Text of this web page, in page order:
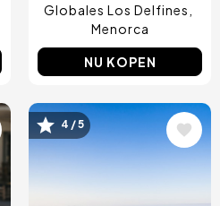
Globales Los Delfines
Menorca
NU KOPEN
Afbeelding
4 / 5